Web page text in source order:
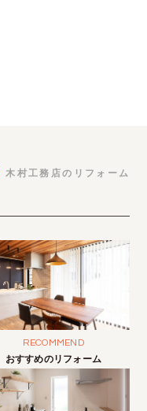
木村工務店のリフォーム
RECOMMEND
おすすめのリフォーム